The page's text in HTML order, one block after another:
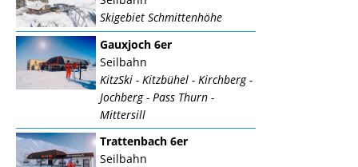
Skigebiet Schmittenhöhe
Gauxjoch 6er
Seilbahn
KitzSki - Kitzbühel - Kirchberg -
Jochberg - Pass Thurn -
Mittersill
Trattenbach 6er
Seilbahn